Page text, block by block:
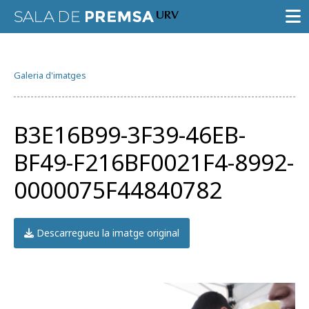
GALERIA D’IMATGES
GUIA D’ESPECIALISTES
AGENDA URV
Prova la cerca avançada
Galeria d'imatges
B3E16B99-3F39-46EB-
BF49-F216BF0021F4-8992-
0000075F44840782
Descarregueu la imatge original